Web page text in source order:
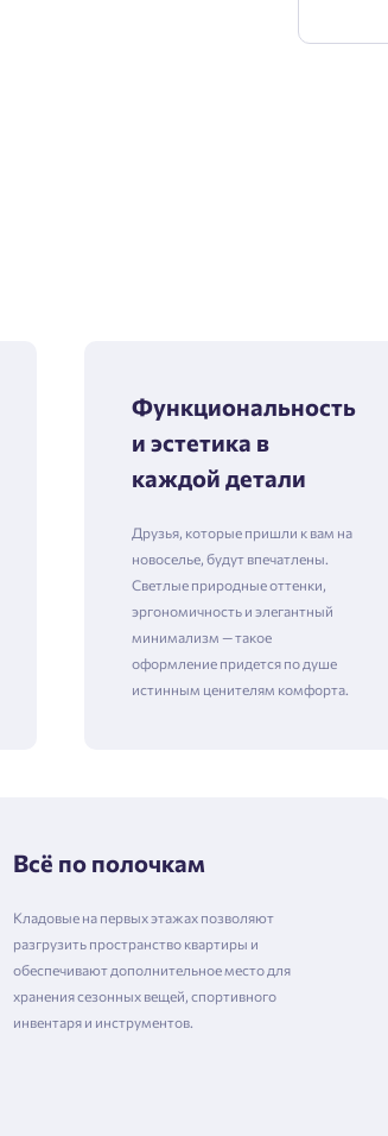
Функциональность
и эстетика в
каждой детали
Друзья, которые пришли к вам на
новоселье, будут впечатлены.
Светлые природные оттенки,
эргономичность и элегантный
минимализм — такое
оформление придется по душе
истинным ценителям комфорта.
Всё по полочкам
Кладовые на первых этажах позволяют
разгрузить пространство квартиры и
обеспечивают дополнительное место для
хранения сезонных вещей, спортивного
инвентаря и инструментов.